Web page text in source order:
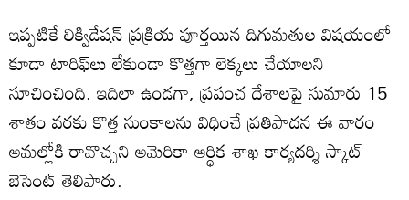
ఇప్పటికే లిక్విడేషన్ ప్రక్రియ పూర్తయిన దిగుమతుల విషయంలో
కూడా టారిఫ్‌లు లేకుండా కొత్తగా లెక్కలు చేయాలని
సూచించింది. ఇదిలా ఉండగా, ప్రపంచ దేశాలపై సుమారు 15
శాతం వరకు కొత్త సుంకాలను విధించే ప్రతిపాదన ఈ వారం
అమల్లోకి రావొచ్చని అమెరికా ఆర్థిక శాఖ కార్యదర్శి స్కాట్‌
బెసెంట్‌ తెలిపారు.